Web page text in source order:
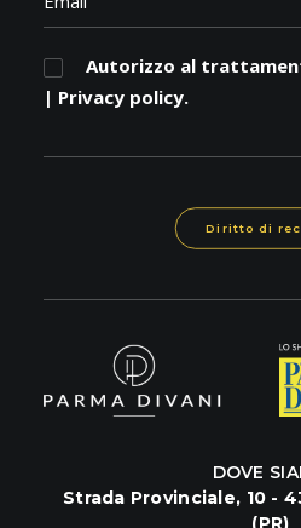
Autorizzo al
| Privacy policy.
Diritto di
DOVE
Strada Provinciale, 10 -
(PR)